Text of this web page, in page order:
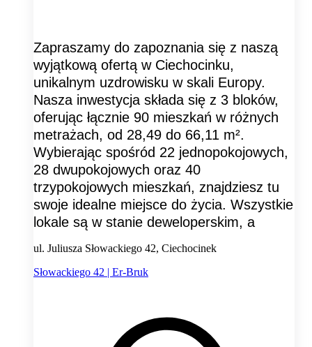
Zapraszamy do zapoznania się z naszą
wyjątkową ofertą w Ciechocinku,
unikalnym uzdrowisku w skali Europy.
Nasza inwestycja składa się z 3 bloków,
oferując łącznie 90 mieszkań w różnych
metrażach, od 28,49 do 66,11 m².
Wybierając spośród 22 jednopokojowych,
28 dwupokojowych oraz 40
trzypokojowych mieszkań, znajdziesz tu
swoje idealne miejsce do życia. Wszystkie
lokale są w stanie deweloperskim, a
ul. Juliusza Słowackiego 42, Ciechocinek
Słowackiego 42 | Er-Bruk